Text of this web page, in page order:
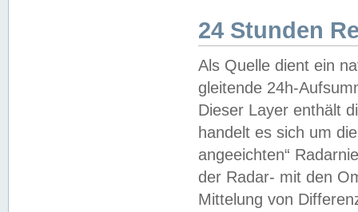
24 Stunden
Als Quelle dient ein
gleitende 24h-
Dieser Layer enthält
handelt es sich um
angeeichten“
der Radar- mit den
Mittelung von